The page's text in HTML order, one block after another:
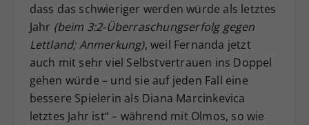
dass das schwieriger werden würde als letztes
Jahr (beim 3:2-Überraschungserfolg gegen
Lettland; Anmerkung), weil Fernanda jetzt
auch mit sehr viel Selbstvertrauen ins Doppel
gehen würde – und sie auf jeden Fall eine
bessere Spielerin als Diana Marcinkevica
letztes Jahr ist“ – während mit Olmos, so wie